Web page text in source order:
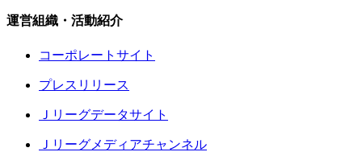
運営組織・活動紹介
コーポレートサイト
プレスリリース
Ｊリーグデータサイト
Ｊリーグメディアチャンネル